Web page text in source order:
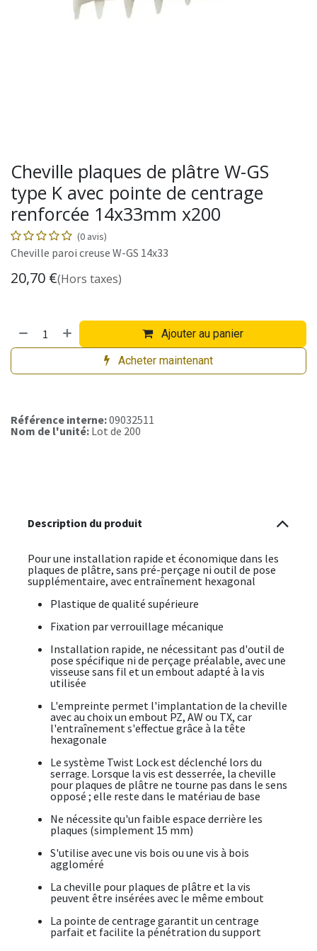
Cheville plaques de plâtre W-GS
type K avec pointe de centrage
renforcée 14x33mm x200
(0 avis)
Cheville paroi creuse W-GS 14x33
20,70 €(Hors taxes)
Ajouter au panier
Acheter maintenant
Référence interne:09032511
Nom de l'unité: Lot de 200
Description du produit
Pour une installation rapide et économique dans les
plaques de plâtre, sans pré-perçage ni outil de pose
supplémentaire, avec entraînement hexagonal
Plastique de qualité supérieure
Fixation par verrouillage mécanique
Installation rapide, ne nécessitant pas d'outil de
pose spécifique ni de perçage préalable, avec une
visseuse sans fil et un embout adapté à la vis
utilisée
L'empreinte permet l'implantation de la cheville
avec au choix un embout PZ, AW ou TX, car
l'entraînement s'effectue grâce à la tête
hexagonale
Le système Twist Lock est déclenché lors du
serrage. Lorsque la vis est desserrée, la cheville
pour plaques de plâtre ne tourne pas dans le sens
opposé ; elle reste dans le matériau de base
Ne nécessite qu'un faible espace derrière les
plaques (simplement 15 mm)
S'utilise avec une vis bois ou une vis à bois
aggloméré
La cheville pour plaques de plâtre et la vis
peuvent être insérées avec le même embout
La pointe de centrage garantit un centrage
parfait et facilite la pénétration du support